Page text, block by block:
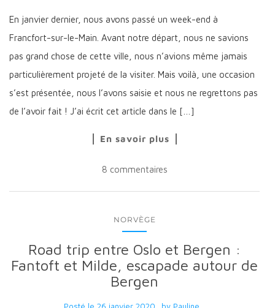
En janvier dernier, nous avons passé un week-end à
Francfort-sur-le-Main. Avant notre départ, nous ne savions
pas grand chose de cette ville, nous n’avions même jamais
particulièrement projeté de la visiter. Mais voilà, une occasion
s’est présentée, nous l’avons saisie et nous ne regrettons pas
de l’avoir fait ! J’ai écrit cet article dans le […]
En savoir plus
8 commentaires
NORVÈGE
Road trip entre Oslo et Bergen :
Fantoft et Milde, escapade autour de
Bergen